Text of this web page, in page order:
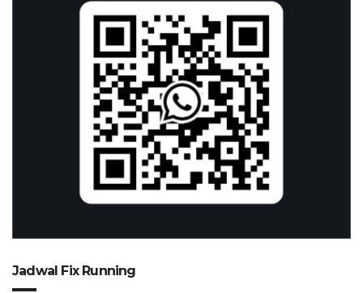
Jadwal Fix Running